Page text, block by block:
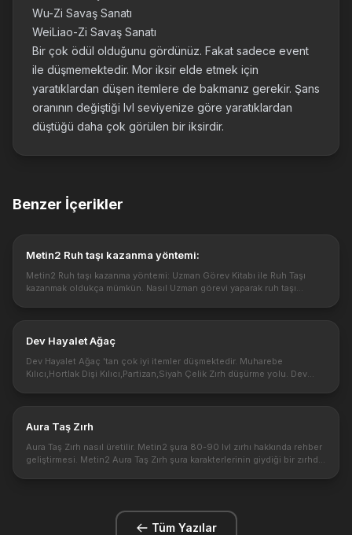
Wu-Zi Savaş Sanatı
WeiLiao-Zi Savaş Sanatı
Bir çok ödül olduğunu gördünüz. Fakat sadece event
ile düşmemektedir. Mor iksir elde etmek için
yaratıklardan düşen itemlere de bakmanız gerekir. Şans
oranının değiştiği lvl seviyenize göre yaratıklardan
düştüğü daha çok görülen bir iksirdir.
Benzer İçerikler
Metin2 Ruh taşı kazanma yöntemi:
Metin2 Ruh taşı kazanma yöntemi: Uzman Görev Kitabı ile Ruh Taşı
kazanmak oldukça mümkün. Nasıl Uzman görevi yaparak ruh taşı
Dev Hayalet Ağaç
Dev Hayalet Ağaç 'tan çok iyi itemler düşmektedir. Muharebe
Kılıcı,Hortlak Dişi Kılıcı,Partizan,Siyah Çelik Zırh düşürme yolu. Dev
Aura Taş Zırh
Aura Taş Zırh nasıl üretilir. Metin2 şura 80-90 lvl zırhı hakkında rehber
geliştirmesi. Metin2 Aura Taş Zırh şura karakterlerinin giydiği bir zırhdır.
Tüm Yazılar